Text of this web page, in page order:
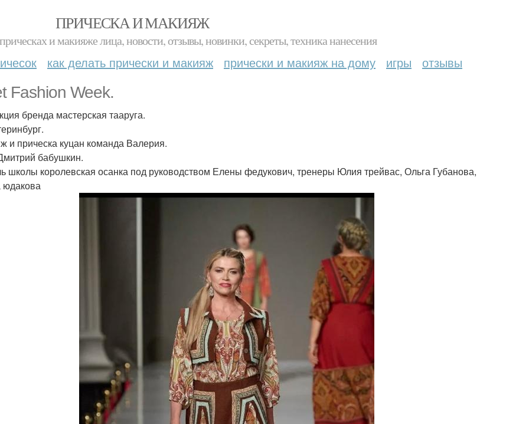
ПРИЧЕСКА И МАКИЯЖ
и макияже лица, новости, отзывы, новинки, секреты, техника нанесения
как делать прически и макияж прически и макияж на дому игры отзывы
Fashion Week.
бренда мастерская тааруга.
и прическа куцан команда Валерия.
бабушкин.
школы королевская осанка под руководством Елены федукович, тренеры Юлия трейвас, Ольга Губанова,